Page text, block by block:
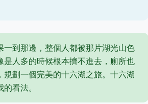
到那邊，整個人都被那片湖光山色
人多的時候根本擠不進去，廁所也
劃一個完美的十六湖之旅。十六湖
看法。